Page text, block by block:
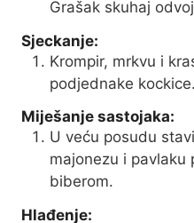
Grašak skuhaj
Sjeckanje:
Krompir, mrkvu i
podjednake kockice.
Miješanje sastojaka:
U veću posudu
majonezu i pavlaku
biberom.
Hlađenje: